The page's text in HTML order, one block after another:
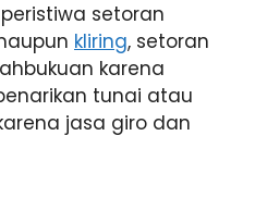
setoran
kliring, setoran
karena
tunai atau
jasa giro dan